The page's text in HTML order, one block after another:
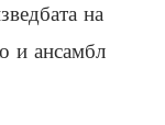
на
и ансамбл